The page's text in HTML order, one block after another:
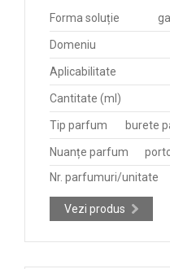
Forma soluție
Domeniu
Aplicabilitate
Cantitate (ml)
Tip parfum burete
Nuanțe parfum
Nr. parfumuri/unitate
Vezi produs